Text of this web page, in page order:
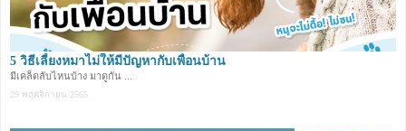
5 วิธีเลี้ยงหมาไม่ให้มีปัญหากับเพื่อนบ้าน
มีเคล็ดลับไหนบ้าง มาดูกัน ...
29 พฤศจิกายน 2565